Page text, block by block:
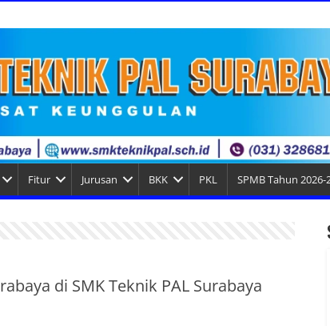
Fitur Jurusan BKK PKL SPMB Tahun 2026-
di SMK Teknik PAL Surabaya